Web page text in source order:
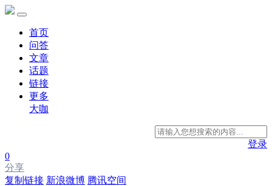
首页
问答
文章
话题
链接
更多
大咖
登录
0
分享
复制链接 新浪微博 腾讯空间